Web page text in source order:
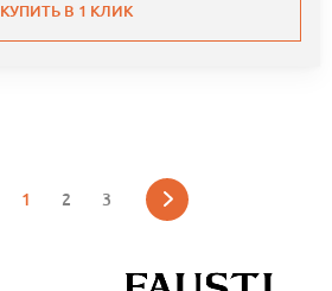
КУПИТЬ В 1 КЛИК
1 2 3